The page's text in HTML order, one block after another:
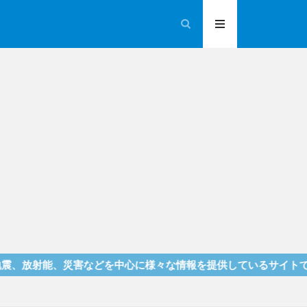
、災害などを中心に様々な情報を提供しているサイトです！